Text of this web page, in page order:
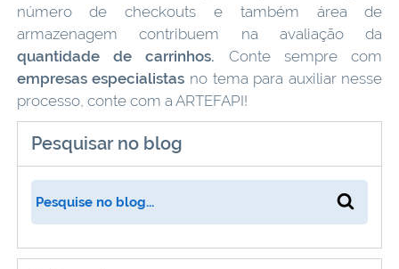
número de checkouts e também área de
armazenagem contribuem na avaliação da
quantidade de carrinhos. Conte sempre com
empresas especialistas no tema para auxiliar nesse
processo, conte com a ARTEFAPI!
Pesquisar no blog